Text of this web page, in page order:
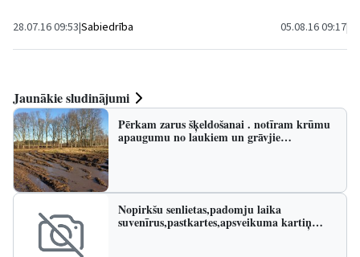
28.07.16 09:53|Sabiedrība 05.08.16 09:17|
Jaunākie sludinājumi
Pērkam zarus šķeldošanai . notīram krūmu
apaugumu no laukiem un grāvjie…
Nopirkšu senlietas,padomju laika
suvenīrus,pastkartes,apsveikuma kartiņ…